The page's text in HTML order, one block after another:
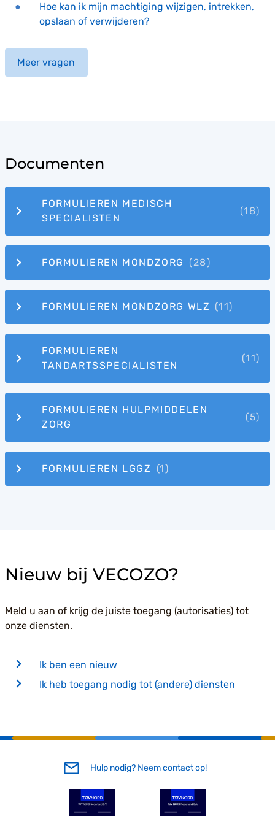
Hoe kan ik mijn machtiging wijzigen, intrekken,
opslaan of verwijderen?
Meer vragen
Documenten
FORMULIEREN MEDISCH
SPECIALISTEN
FORMULIEREN MONDZORG
FORMULIEREN MONDZORG WLZ
FORMULIEREN
TANDARTSSPECIALISTEN
FORMULIEREN HULPMIDDELEN
ZORG
FORMULIEREN LGGZ
Nieuw bij VECOZO?
Meld u aan of krijg de juiste toegang (autorisaties) tot
onze diensten.
Ik ben een nieuw
Ik heb toegang nodig tot (andere) diensten
Hulp nodig? Neem contact op!